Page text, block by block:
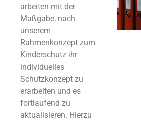
arbeiten mit der
Maßgabe, nach
unserem
Rahmenkonzept zum
Kinderschutz ihr
individuelles
Schutzkonzept zu
erarbeiten und es
fortlaufend zu
aktualisieren. Hierzu